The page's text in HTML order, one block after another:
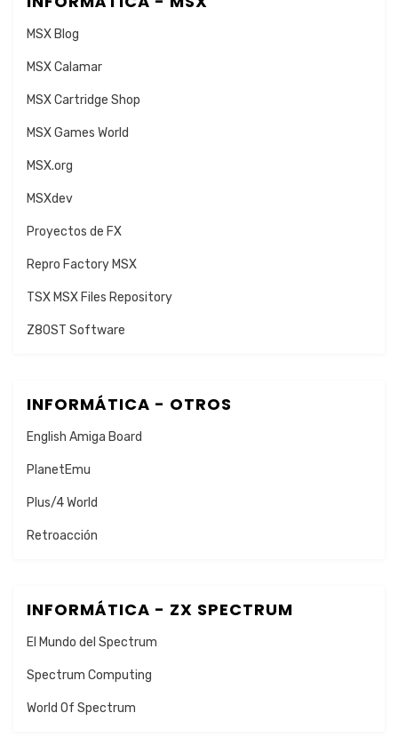
MSX Blog
MSX Calamar
MSX Cartridge Shop
MSX Games World
MSX.org
MSXdev
Proyectos de FX
Repro Factory MSX
TSX MSX Files Repository
Z80ST Software
INFORMÁTICA - OTROS
English Amiga Board
PlanetEmu
Plus/4 World
Retroacción
INFORMÁTICA - ZX SPECTRUM
El Mundo del Spectrum
Spectrum Computing
World Of Spectrum